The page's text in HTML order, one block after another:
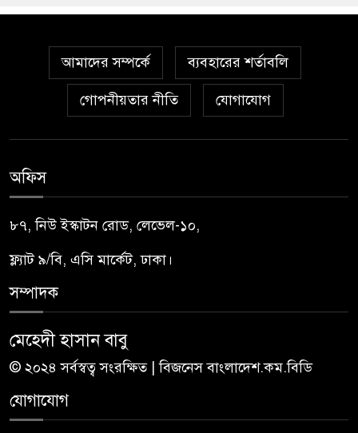
আমাদের সম্পর্কে ব্যবহারের শর্তাবলি
গোপনীয়তার নীতি যোগাযোগ
অফিস
৮৭, নিউ ইস্কাটন রোড, লেভেল-১০,
ফ্ল্যাট ৯/বি, এসি মার্কেট, ঢাকা।
সম্পাদক
মেহেদী হাসান বাবু
© ২০২৪ সর্বস্বত্ব সংরক্ষিত | বিজনেস বাংলাদেশ.কম.বিডি
যোগাযোগ